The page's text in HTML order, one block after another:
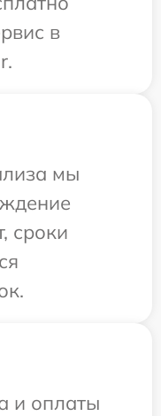
в
мы
сроки
и оплаты